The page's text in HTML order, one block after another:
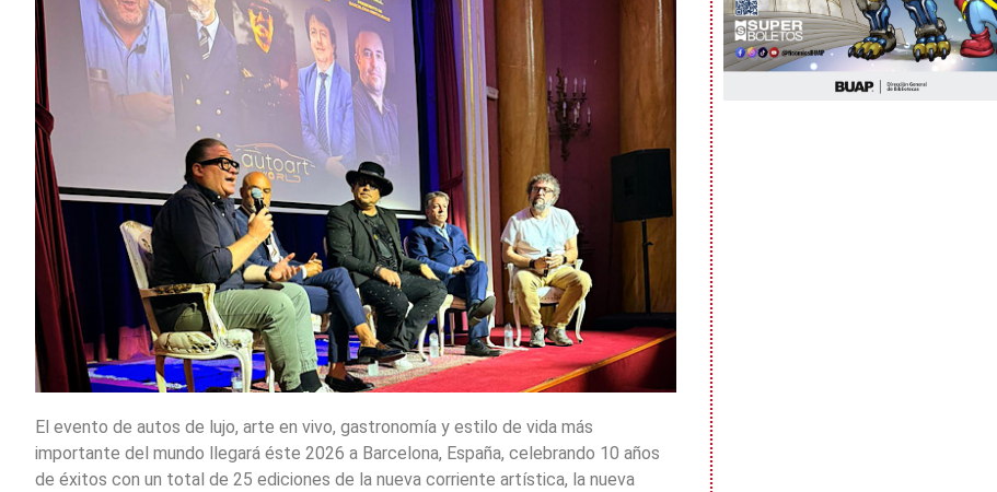
El evento de autos de lujo, arte en vivo, gastronomía y estilo de vida más
importante del mundo llegará éste 2026 a Barcelona, España, celebrando 10 años
de éxitos con un total de 25 ediciones de la nueva corriente artística, la nueva